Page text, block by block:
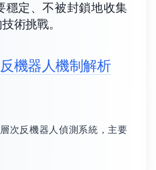
穩定、不被封鎖地收集
術挑戰。
機器人機制解析
次反機器人偵測系統，主要